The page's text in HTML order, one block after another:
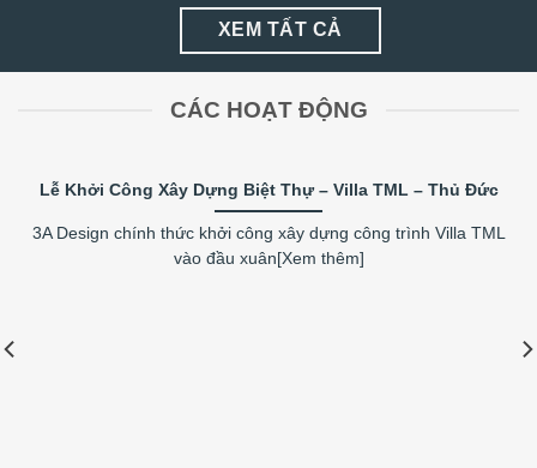
XEM TẤT CẢ
CÁC HOẠT ĐỘNG
Lễ Khởi Công Xây Dựng Biệt Thự – Villa TML – Thủ Đức
3A Design chính thức khởi công xây dựng công trình Villa TML
vào đầu xuân[Xem thêm]